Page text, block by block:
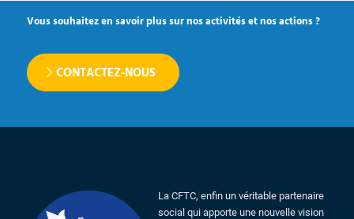
Vous souhaitez en savoir plus sur nos activités et nos actions ?
CONTACTEZ-NOUS
La CFTC, enfin un véritable partenaire
social qui apporte une nouvelle vision